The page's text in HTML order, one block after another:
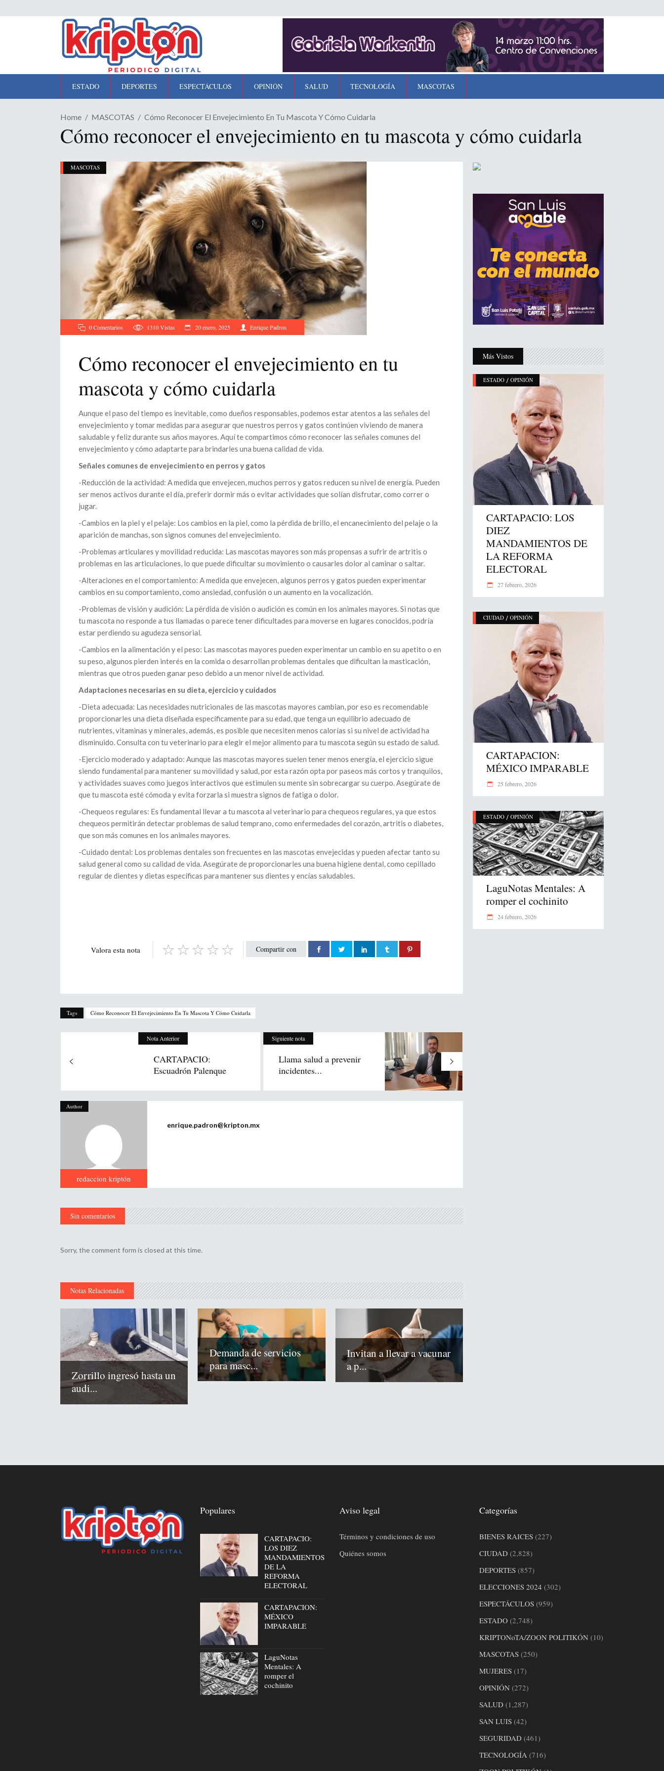
ESTADO DEPORTES ESPECTÁCULOS OPINIÓN SALUD TECNOLOGÍA MASCOTAS
Home MASCOTAS Cómo Reconocer El Envejecimiento En Tu Mascota Y Cómo Cuidarla
Cómo reconocer el envejecimiento en tu mascota y cómo cuidarla
MASCOTAS
0 Comentarios 1310Vistas 20 enero, 2025 Enrique Padron
Cómo reconocer el envejecimiento en tu
mascota y cómo cuidarla
Aunque el paso del tiempo es inevitable, como dueños responsables, podemos estar atentos a las señales del
envejecimiento y tomar medidas para asegurar que nuestros perros y gatos continúen viviendo de manera
saludable y feliz durante sus años mayores. Aquí te compartimos cómo reconocer las señales comunes del
envejecimiento y cómo adaptarte para brindarles una buena calidad de vida.
Señales comunes de envejecimiento en perros y gatos
-Reducción de la actividad: A medida que envejecen, muchos perros y gatos reducen su nivel de energía. Pueden
ser menos activos durante el día, preferir dormir más o evitar actividades que solían disfrutar, como correr o
jugar.
-Cambios en la piel y el pelaje: Los cambios en la piel, como la pérdida de brillo, el encanecimiento del pelaje o la
aparición de manchas, son signos comunes del envejecimiento.
-Problemas articulares y movilidad reducida: Las mascotas mayores son más propensas a sufrir de artritis o
problemas en las articulaciones, lo que puede dificultar su movimiento o causarles dolor al caminar o saltar.
-Alteraciones en el comportamiento: A medida que envejecen, algunos perros y gatos pueden experimentar
cambios en su comportamiento, como ansiedad, confusión o un aumento en la vocalización.
-Problemas de visión y audición: La pérdida de visión o audición es común en los animales mayores. Si notas que
tu mascota no responde a tus llamadas o parece tener dificultades para moverse en lugares conocidos, podría
estar perdiendo su agudeza sensorial.
-Cambios en la alimentación y el peso: Las mascotas mayores pueden experimentar un cambio en su apetito o en
su peso, algunos pierden interés en la comida o desarrollan problemas dentales que dificultan la masticación,
mientras que otros pueden ganar peso debido a un menor nivel de actividad.
Adaptaciones necesarias en su dieta, ejercicio y cuidados
-Dieta adecuada: Las necesidades nutricionales de las mascotas mayores cambian, por eso es recomendable
proporcionarles una dieta diseñada específicamente para su edad, que tenga un equilibrio adecuado de
nutrientes, vitaminas y minerales, además, es posible que necesiten menos calorías si su nivel de actividad ha
disminuido. Consulta con tu veterinario para elegir el mejor alimento para tu mascota según su estado de salud.
-Ejercicio moderado y adaptado: Aunque las mascotas mayores suelen tener menos energía, el ejercicio sigue
siendo fundamental para mantener su movilidad y salud, por esta razón opta por paseos más cortos y tranquilos,
y actividades suaves como juegos interactivos que estimulen su mente sin sobrecargar su cuerpo. Asegúrate de
que tu mascota esté cómoda y evita forzarla si muestra signos de fatiga o dolor.
-Chequeos regulares: Es fundamental llevar a tu mascota al veterinario para chequeos regulares, ya que estos
chequeos permitirán detectar problemas de salud temprano, como enfermedades del corazón, artritis o diabetes,
que son más comunes en los animales mayores.
-Cuidado dental: Los problemas dentales son frecuentes en las mascotas envejecidas y pueden afectar tanto su
salud general como su calidad de vida. Asegúrate de proporcionarles una buena higiene dental, como cepillado
regular de dientes y dietas específicas para mantener sus dientes y encías saludables.
Compartir con
Valora esta nota
Tags Cómo Reconocer El Envejecimiento En Tu Mascota Y Cómo Cuidarla
Nota Anterior
CARTAPACIO:
Escuadrón Palenque
Siguiente nota
Llama salud a prevenir
incidentes...
Author
redaccion kriptón
enrique.padron@kripton.mx
Sin comentarios
Sorry, the comment form is closed at this time.
Notas Relacionadas
Zorrillo ingresó hasta un
audi...
Demanda de servicios
para masc...
Invitan a llevar a vacunar
a p...
Más Vistos
ESTADO / OPINIÓN
CARTAPACIO: LOS
DIEZ
MANDAMIENTOS DE
LA REFORMA
ELECTORAL
27 febrero, 2026
CIUDAD / OPINIÓN
CARTAPACION:
MÉXICO IMPARABLE
25 febrero, 2026
ESTADO / OPINIÓN
LaguNotas Mentales: A
romper el cochinito
24 febrero, 2026
Populares
CARTAPACIO:
LOS DIEZ
MANDAMIENTOS
DE LA
REFORMA
ELECTORAL
CARTAPACION:
MÉXICO
IMPARABLE
LaguNotas
Mentales: A
romper el
cochinito
Aviso legal
Términos y condiciones de uso
Quiénes somos
Categorías
BIENES RAICES(227)
CIUDAD(2,828)
DEPORTES(857)
ELECCIONES 2024 (302)
ESPECTÁCULOS(959)
ESTADO(2,748)
KRIPTONoTA/ZOON POLITIKÓN(10)
MASCOTAS(250)
MUJERES(17)
OPINIÓN(272)
SALUD(1,287)
SAN LUIS(42)
SEGURIDAD(461)
TECNOLOGÍA (716)